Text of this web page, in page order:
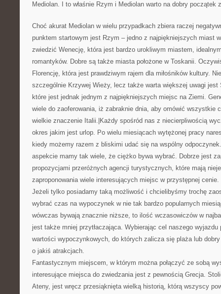
Mediolan. I to właśnie Rzym i Mediolan warto na dobry początek
Choć akurat Mediolan w wielu przypadkach zbiera raczej
punktem startowym jest Rzym – jedno z najpiękniejszych miast
zwiedzić Wenecję, która jest bardzo urokliwym miastem,
romantyków. Dobre są także miasta położone w Toskanii.
Florencję, która jest prawdziwym rajem dla miłośników kultury.
szczególnie Krzywej Wieży, lecz także warta większej uwagi jest
które jest jednak jednym z najpiękniejszych miejsc na Ziemi.
wiele do zaoferowania, iż zabraknie dnia, aby omówić wszystkie
wielkie znaczenie Italii.|Każdy spośród nas z niecierpliwością
okres jakim jest urlop. Po wielu miesiącach wytężonej pracy
kiedy możemy razem z bliskimi udać się na wspólny
aspekcie mamy tak wiele, że ciężko bywa wybrać. Dobrze jest
propozycjami przeróżnych agencji turystycznych, które mają
zaproponowania wiele interesujących miejsc w przystępnej cenie.
Jeżeli tylko posiadamy taką możliwość i chcielibyśmy trochę
wybrać czas na wypoczynek w nie tak bardzo popularnych
wówczas bywają znacznie niższe, to ilość wczasowiczów w
jest także mniej przytłaczająca. Wybierając cel naszego
wartości wypoczynkowych, do których zalicza się plaża lub
o jakiś atrakcjach.
Fantastycznym miejscem, w którym można połączyć ze sobą
interesujące miejsca do zwiedzania jest z pewnością Grecja.
Ateny, jest wręcz przesiąknięta wielką historią, którą wszyscy